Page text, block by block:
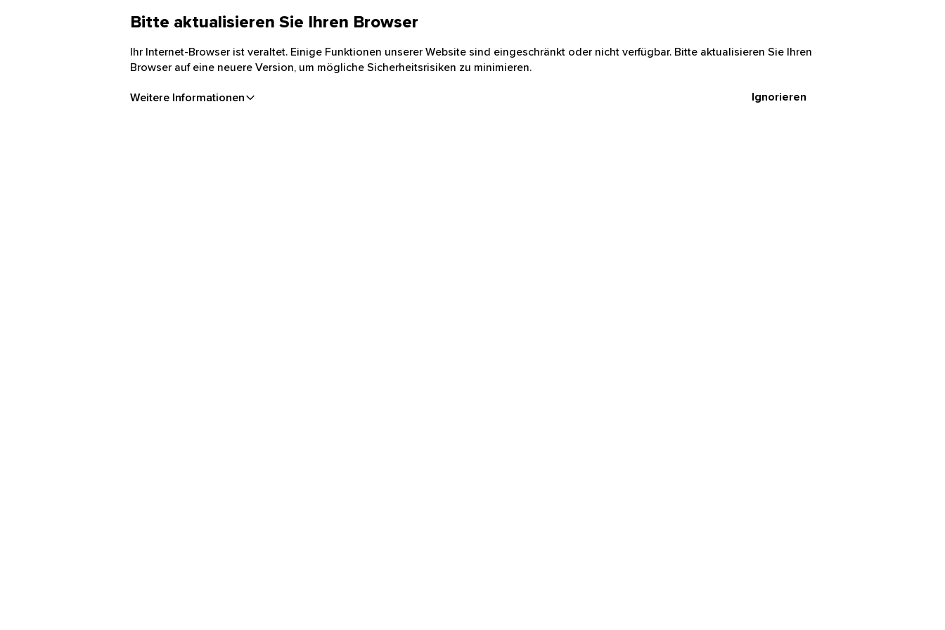
Bitte aktualisieren Sie Ihren Browser
Ihr Internet-Browser ist veraltet. Einige Funktionen unserer Website sind eingeschränkt oder nicht verfügbar. Bitte aktualisieren Sie Ihren
Browser auf eine neuere Version, um mögliche Sicherheitsrisiken zu minimieren.
Weitere Informationen Ignorieren